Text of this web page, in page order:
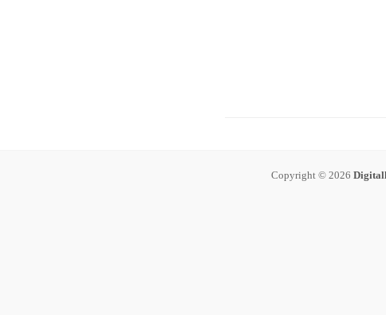
Copyright © 2026